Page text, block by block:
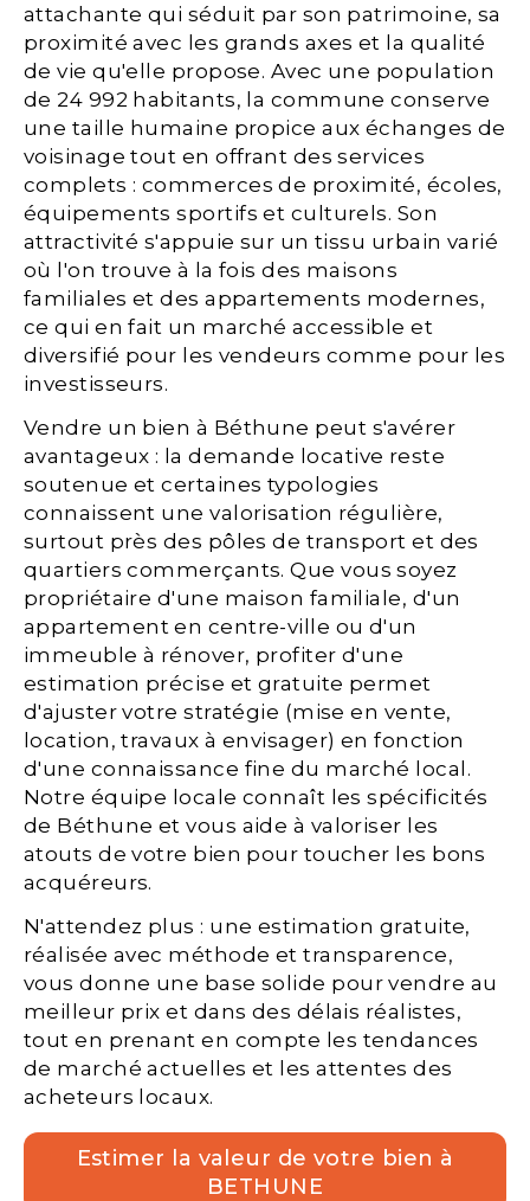
attachante qui séduit par son patrimoine, sa
proximité avec les grands axes et la qualité
de vie qu'elle propose. Avec une population
de 24 992 habitants, la commune conserve
une taille humaine propice aux échanges de
voisinage tout en offrant des services
complets : commerces de proximité, écoles,
équipements sportifs et culturels. Son
attractivité s'appuie sur un tissu urbain varié
où l'on trouve à la fois des maisons
familiales et des appartements modernes,
ce qui en fait un marché accessible et
diversifié pour les vendeurs comme pour les
investisseurs.
Vendre un bien à Béthune peut s'avérer
avantageux : la demande locative reste
soutenue et certaines typologies
connaissent une valorisation régulière,
surtout près des pôles de transport et des
quartiers commerçants. Que vous soyez
propriétaire d'une maison familiale, d'un
appartement en centre-ville ou d'un
immeuble à rénover, profiter d'une
estimation précise et gratuite permet
d'ajuster votre stratégie (mise en vente,
location, travaux à envisager) en fonction
d'une connaissance fine du marché local.
Notre équipe locale connaît les spécificités
de Béthune et vous aide à valoriser les
atouts de votre bien pour toucher les bons
acquéreurs.
N'attendez plus : une estimation gratuite,
réalisée avec méthode et transparence,
vous donne une base solide pour vendre au
meilleur prix et dans des délais réalistes,
tout en prenant en compte les tendances
de marché actuelles et les attentes des
acheteurs locaux.
Estimer la valeur de votre bien à
BETHUNE